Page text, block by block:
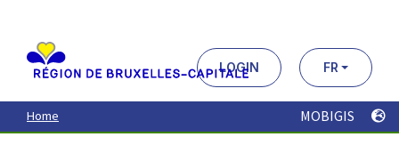
contenu
principal
LOGIN FR
Home MOBIGIS